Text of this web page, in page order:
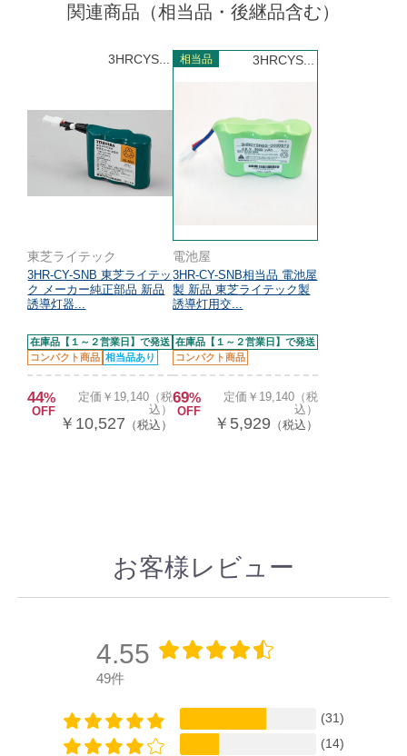
関連商品（相当品・後継品含む）
3HRCYS...
東芝ライテック
3HR-CY-SNB 東芝ライテッ
ク メーカー純正部品 新品
誘導灯器...
在庫品【１～２営業日】で発送
コンパクト商品 相当品あり
44%
OFF
定価￥19,140（税
込）
￥10,527 （税込）
相当品 3HRCYS...
電池屋
3HR-CY-SNB相当品 電池屋
製 新品 東芝ライテック製
誘導灯用交...
在庫品【１～２営業日】で発送
コンパクト商品
69%
OFF
定価￥19,140（税
込）
￥5,929 （税込）
お客様レビュー
4.55
49件
(31)
(14)